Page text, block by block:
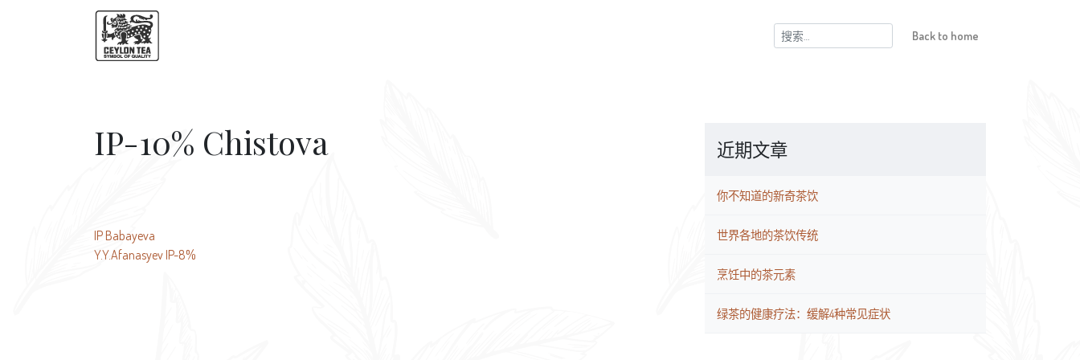
搜
索：
Back to home
近期文章
你不知道的新奇茶饮
世界各地的茶饮传统
烹饪中的茶元素
绿茶的健康疗法：缓解4种常见症状
IP-10% Chistova
文
章
IP Babayeva
Y.Y.Afanasyev IP-8%